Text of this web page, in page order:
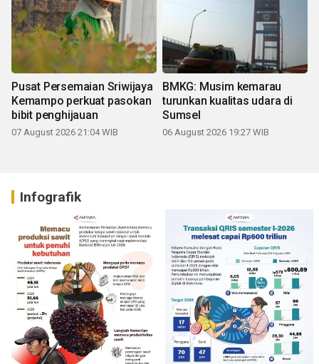
Pusat Persemaian Sriwijaya
Kemampo perkuat pasokan
bibit penghijauan
07 August 2026 21:04 WIB
BMKG: Musim kemarau
turunkan kualitas udara di
Sumsel
06 August 2026 19:27 WIB
Infografik